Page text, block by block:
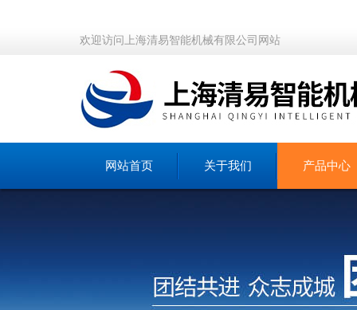
欢迎访问上海清易智能机械有限公司网站
网站首页 关于我们 产品中心